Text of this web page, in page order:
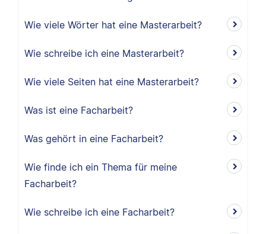
Wie viele Wörter hat eine Masterarbeit?
Wie schreibe ich eine Masterarbeit?
Wie viele Seiten hat eine Masterarbeit?
Was ist eine Facharbeit?
Was gehört in eine Facharbeit?
Wie finde ich ein Thema für meine
Facharbeit?
Wie schreibe ich eine Facharbeit?